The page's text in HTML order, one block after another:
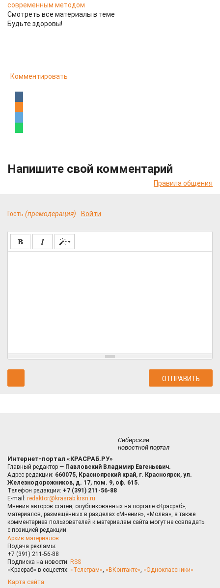
современным методом
Смотреть все материалы в теме
Будьте здоровы!
Комментировать
Напишите свой комментарий
Правила общения
Гость (премодерация) Войти
Сибирский
новостной портал
Интернет-портал «КРАСРАБ.РУ»
Главный редактор — Павловский Владимир Евгеньевич.
Адрес редакции: 660075, Красноярский край, г. Красноярск, ул.
Железнодорожников, д. 17, пом. 9, оф. 615.
Телефон редакции: +7 (391) 211-56-88
E-mail: redaktor@krasrab.krsn.ru
Мнения авторов статей, опубликованных на портале «Красраб»,
материалов, размещённых в разделах «Мнения», «Молва», а также
комментариев пользователей к материалам сайта могут не совпадать
с позицией редакции.
Архив материалов
Подача рекламы:
+7 (391) 211-56-88
Подписка на новости: RSS
«Красраб» в соцсетях: «Телеграм», «ВКонтакте», «Одноклассники»
Карта сайта